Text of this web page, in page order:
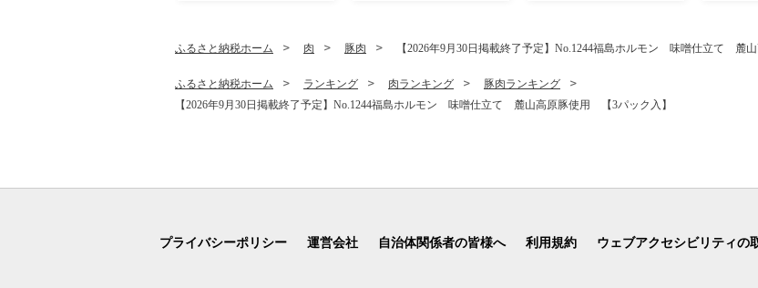
ふるさと納税ホーム 肉 豚肉 【2026年9月30日掲載終了予定】No.1244福島ホルモン 味噌仕立て 麓
ふるさと納税ホーム ランキング 肉ランキング
豚肉ランキング
【2026年9月30日掲載終了予定】No.1244福島ホルモン 味噌仕立て 麓山高原豚使用 【3パック入】
プライバシーポリシー 運営会社 自治体関係者の皆様へ 利用規約 ウェブアクセシビリティの